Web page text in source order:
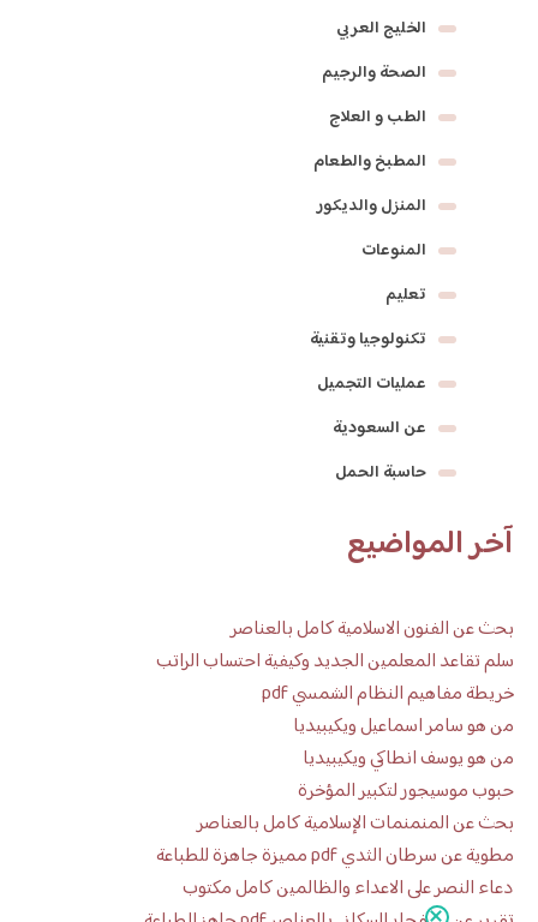
الخليج العربي
الصحة والرجيم
الطب و العلاج
المطبخ والطعام
المنزل والديكور
المنوعات
تعليم
تكنولوجيا وتقنية
عمليات التجميل
عن السعودية
حاسبة الحمل
آخر المواضيع
بحث عن الفنون الاسلامية كامل بالعناصر
سلم تقاعد المعلمين الجديد وكيفية احتساب الراتب
خريطة مفاهيم النظام الشمسي pdf
من هو سامر اسماعيل ويكيبيديا
من هو يوسف انطاكي ويكيبيديا
حبوب موسيجور لتكبير المؤخرة
بحث عن المنمنمات الإسلامية كامل بالعناصر
مطوية عن سرطان الثدي pdf مميزة جاهزة للطباعة
دعاء النصر على الاعداء والظالمين كامل مكتوب